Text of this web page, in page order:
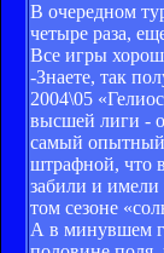
В очередном
четыре раза,
Все игры
-Знаете, так
2004\05
высшей лиги -
самый опытный
штрафной, что
забили и имели
том сезоне
А в минувшем